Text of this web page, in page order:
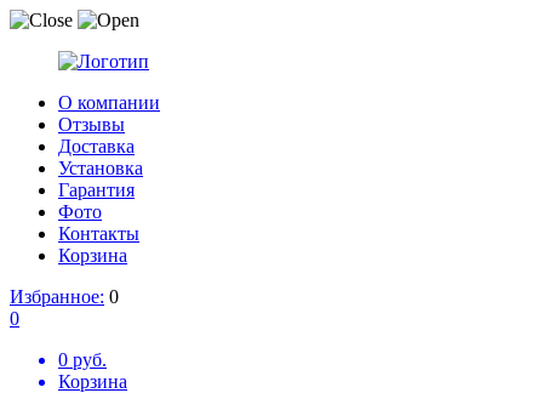
О компании
Отзывы
Доставка
Установка
Гарантия
Фото
Контакты
Корзина
Избранное: 0
0
0 руб.
Корзина